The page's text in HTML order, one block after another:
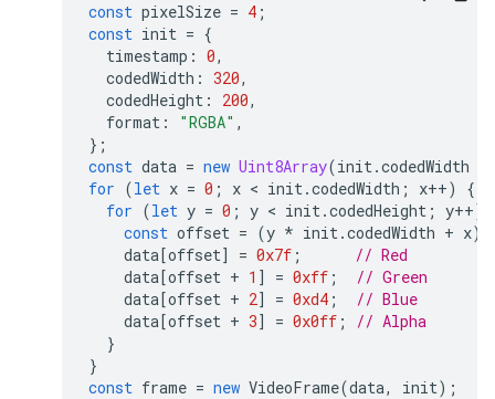
const pixelSize = 4 ;
const init = {
timestamp : 0,
codedWidth : 320,
codedHeight : 200,
format : "RGBA" ,
};
const data = new Uint8Array(init .codedWidth
for (let x = 0 ; x < init .codedWidth ; x++)
{
for (let y = 0 ; y < init .codedHeight ; y++)
const offset = (y * init .codedWidth + x)
data[offset] = 0x7f ;
// Red
data[offset + 1 ] = 0xff ;
// Green
data[offset + 2] = 0xd4 ;
// Blue
data[offset + 3] = 0x0ff ;
// Alpha
}
}
const frame = new VideoFrame(data, init);